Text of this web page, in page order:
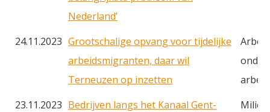
Nederland’
24.11.2023 Grootschalige opvang voor tijdelijke
arbeidsmigranten, daar wil
Terneuzen op inzetten
23.11.2023 Bedrijven langs het Kanaal Gent-